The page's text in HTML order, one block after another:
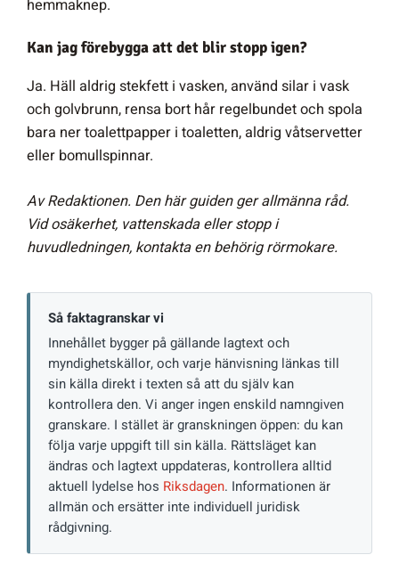
hemmaknep.
Kan jag förebygga att det blir stopp igen?
Ja. Häll aldrig stekfett i vasken, använd silar i vask
och golvbrunn, rensa bort hår regelbundet och spola
bara ner toalettpapper i toaletten, aldrig våtservetter
eller bomullspinnar.
Av Redaktionen. Den här guiden ger allmänna råd.
Vid osäkerhet, vattenskada eller stopp i
huvudledningen, kontakta en behörig rörmokare.
Så faktagranskar vi
Innehållet bygger på gällande lagtext och
myndighetskällor, och varje hänvisning länkas till
sin källa direkt i texten så att du själv kan
kontrollera den. Vi anger ingen enskild namngiven
granskare. I stället är granskningen öppen: du kan
följa varje uppgift till sin källa. Rättsläget kan
ändras och lagtext uppdateras, kontrollera alltid
aktuell lydelse hos Riksdagen. Informationen är
allmän och ersätter inte individuell juridisk
rådgivning.